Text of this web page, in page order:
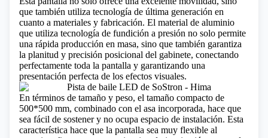
que también utiliza tecnología de última generación en
cuanto a materiales y fabricación. El material de aluminio
que utiliza tecnología de fundición a presión no solo permite
una rápida producción en masa, sino que también garantiza
la planitud y precisión posicional del gabinete, conectando
perfectamente toda la pantalla y garantizando una
presentación perfecta de los efectos visuales.
En términos de tamaño y peso, el tamaño compacto de
500*500 mm, combinado con el asa incorporada, hace que
sea fácil de sostener y no ocupa espacio de instalación. Esta
característica hace que la pantalla sea muy flexible al